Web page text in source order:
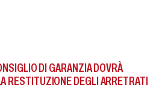
DI GARANZIA DOVRÀ
RESTITUZIONE DEGLI ARRETRATI